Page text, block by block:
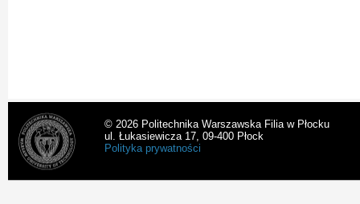
© 2026 Politechnika Warszawska Filia w Płocku
ul. Łukasiewicza 17, 09-400 Płock
Polityka prywatności